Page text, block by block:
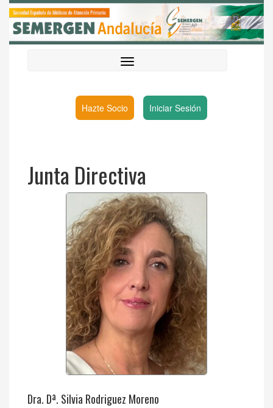
Hazte Socio Iniciar Sesión
Junta Directiva
Dra. Dª. Silvia Rodriguez Moreno